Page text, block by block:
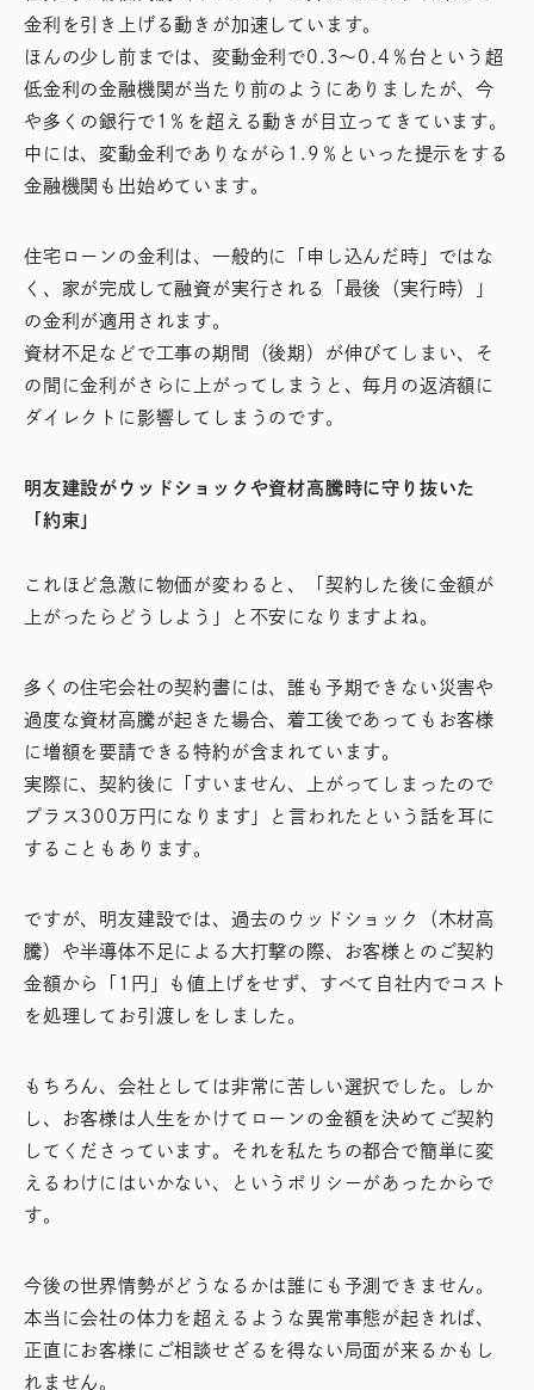
金利を引き上げる動きが加速しています。
ほんの少し前までは、変動金利で0.3〜0.4％台という超
低金利の金融機関が当たり前のようにありましたが、今
や多くの銀行で1％を超える動きが目立ってきています。
中には、変動金利でありながら1.9％といった提示をする
金融機関も出始めています。
住宅ローンの金利は、一般的に「申し込んだ時」ではな
く、家が完成して融資が実行される「最後（実行時）」
の金利が適用されます。
資材不足などで工事の期間（後期）が伸びてしまい、そ
の間に金利がさらに上がってしまうと、毎月の返済額に
ダイレクトに影響してしまうのです。
明友建設がウッドショックや資材高騰時に守り抜いた
「約束」
これほど急激に物価が変わると、「契約した後に金額が
上がったらどうしよう」と不安になりますよね。
多くの住宅会社の契約書には、誰も予期できない災害や
過度な資材高騰が起きた場合、着工後であってもお客様
に増額を要請できる特約が含まれています。
実際に、契約後に「すいません、上がってしまったので
プラス300万円になります」と言われたという話を耳に
することもあります。
ですが、明友建設では、過去のウッドショック（木材高
騰）や半導体不足による大打撃の際、お客様とのご契約
金額から「1円」も値上げをせず、すべて自社内でコスト
を処理してお引渡しをしました。
もちろん、会社としては非常に苦しい選択でした。しか
し、お客様は人生をかけてローンの金額を決めてご契約
してくださっています。それを私たちの都合で簡単に変
えるわけにはいかない、というポリシーがあったからで
す。
今後の世界情勢がどうなるかは誰にも予測できません。
本当に会社の体力を超えるような異常事態が起きれば、
正直にお客様にご相談せざるを得ない局面が来るかもし
れません。